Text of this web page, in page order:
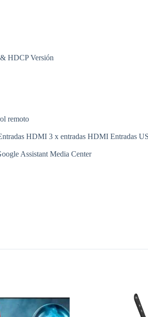
HDCP Versión
remoto
HDMI 3 x entradas HDMI Entradas
Assistant Media Center